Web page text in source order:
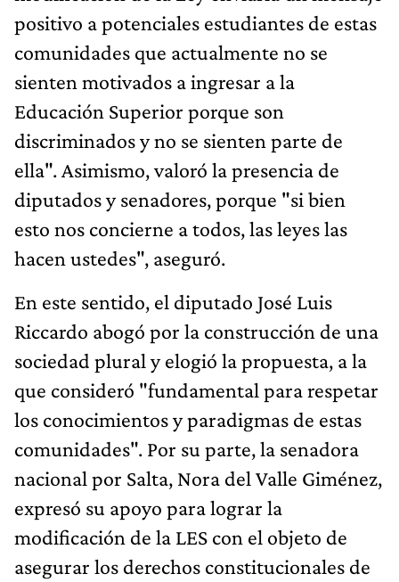
positivo a potenciales estudiantes de estas
comunidades que actualmente no se
sienten motivados a ingresar a la
Educación Superior porque son
discriminados y no se sienten parte de
ella". Asimismo, valoró la presencia de
diputados y senadores, porque "si bien
esto nos concierne a todos, las leyes las
hacen ustedes", aseguró.
En este sentido, el diputado José Luis
Riccardo abogó por la construcción de una
sociedad plural y elogió la propuesta, a la
que consideró "fundamental para respetar
los conocimientos y paradigmas de estas
comunidades". Por su parte, la senadora
nacional por Salta, Nora del Valle Giménez,
expresó su apoyo para lograr la
modificación de la LES con el objeto de
asegurar los derechos constitucionales de